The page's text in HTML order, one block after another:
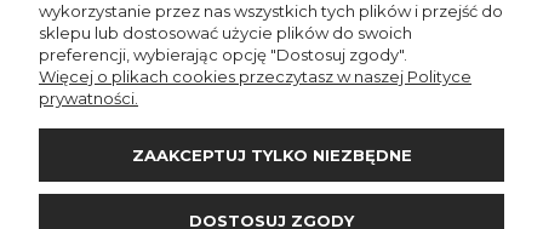
STREFA KLIENTA
DOSTAWA I PŁATNOŚCI
wykorzystanie przez nas wszystkich tych plików i przejść do
sklepu lub dostosować użycie plików do swoich
preferencji, wybierając opcję "Dostosuj zgody".
Więcej o plikach cookies przeczytasz w naszej Polityce
prywatności.
ZAAKCEPTUJ TYLKO NIEZBĘDNE
DOSTOSUJ ZGODY